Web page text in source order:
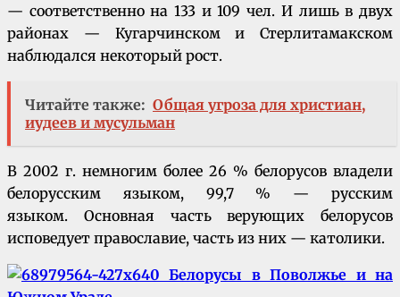
— соответственно на 133 и 109 чел. И лишь в двух
районах — Кугарчинском и Стерлитамакском
наблюдался некоторый рост.
Читайте также: Общая угроза для христиан,
иудеев и мусульман
В 2002 г. немногим более 26 % белорусов владели
белорусским языком, 99,7 % — русским
языком. Основная часть верующих белорусов
исповедует православие, часть из них — католики.